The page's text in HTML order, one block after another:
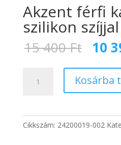
Akzent férfi
szilikon szíjjal
15 400Ft
price
was:
15
400
10
Kosárba
Cikkszám: 24200019-002